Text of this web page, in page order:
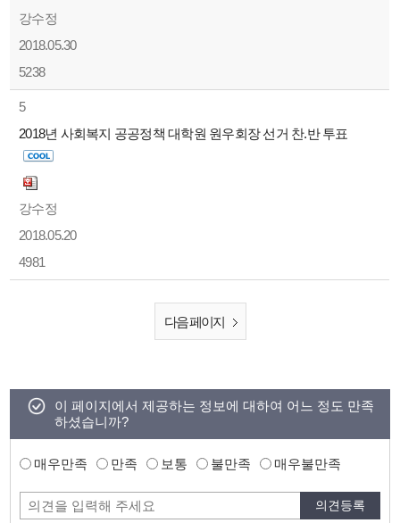
강수정
2018.05.30
5238
5
2018년 사회복지 공공정책 대학원 원우회장 선거 찬.반 투표
강수정
2018.05.20
4981
다음 페이지
이 페이지에서 제공하는 정보에 대하여 어느 정도 만족
하셨습니까?
매우만족 만족 보통 불만족 매우불만족